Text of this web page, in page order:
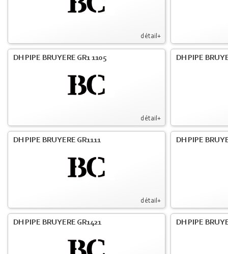
détail+
détail+
DH PIPE BRUYERE GR1 1105 DH PIPE
détail+
DH PIPE BRUYERE GR1111 DH PIPE
DH PIPE BRUYERE GR1421 DH PIPE